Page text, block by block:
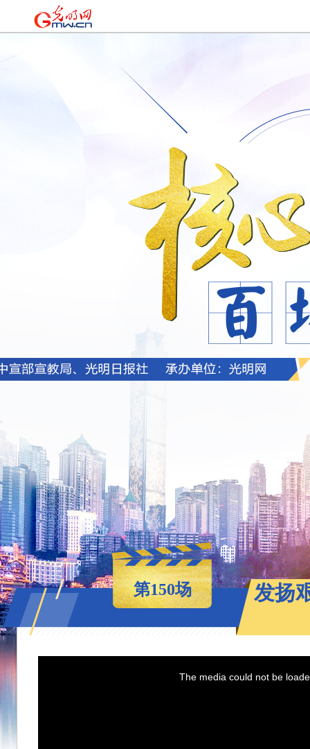
第150场 发扬
This
The media could not be